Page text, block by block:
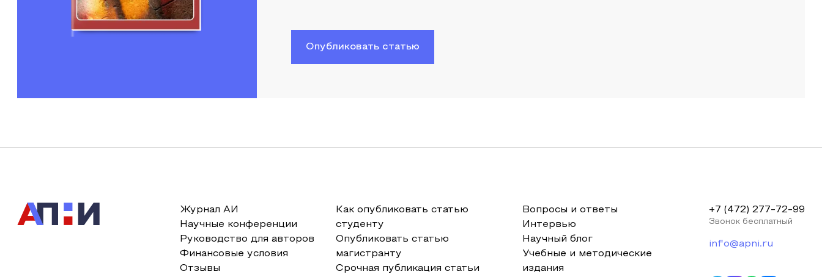
Опубликовать статью
Журнал АИ
Научные конференции
Руководство для авторов
Финансовые условия
Отзывы
Как опубликовать статью
студенту
Опубликовать статью
магистранту
Срочная публикация статьи
Вопросы и ответы
Интервью
Научный блог
Учебные и методические
издания
+7 (472) 277-72-99
Звонок бесплатный
info@apni.ru